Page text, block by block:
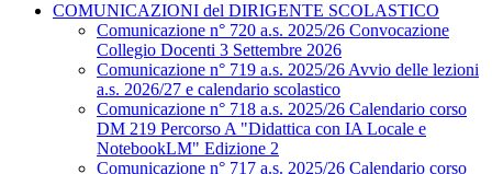
COMUNICAZIONI del DIRIGENTE SCOLASTICO
Comunicazione n° 720 a.s. 2025/26 Convocazione
Collegio Docenti 3 Settembre 2026
Comunicazione n° 719 a.s. 2025/26 Avvio delle lezioni
a.s. 2026/27 e calendario scolastico
Comunicazione n° 718 a.s. 2025/26 Calendario corso
DM 219 Percorso A "Didattica con IA Locale e
NotebookLM" Edizione 2
Comunicazione n° 717 a.s. 2025/26 Calendario corso